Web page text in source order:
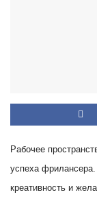
Рабочее
успеха
креативность и